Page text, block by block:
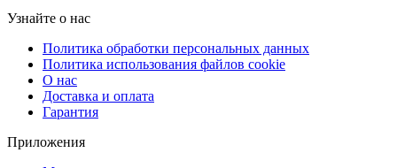
Узнайте о нас
Политика обработки персональных данных
Политика использования файлов cookie
О нас
Доставка и оплата
Гарантия
Приложения